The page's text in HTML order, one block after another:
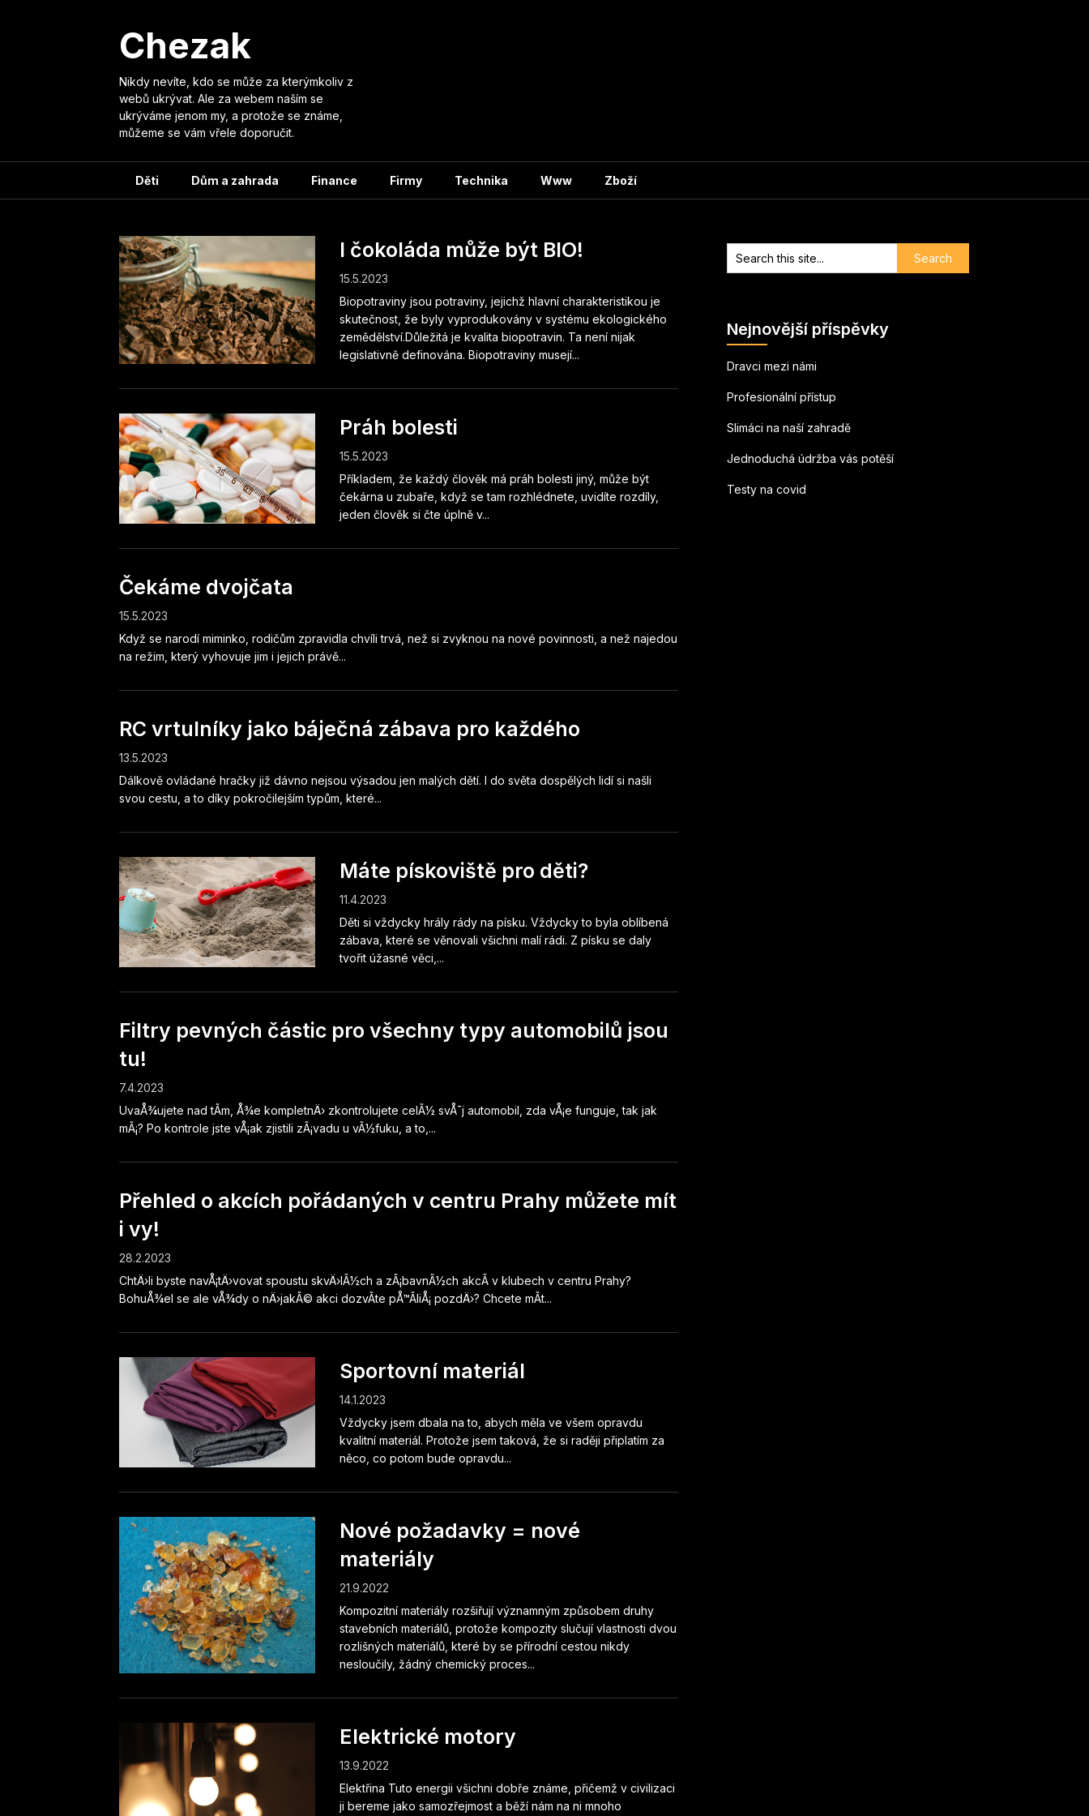
Chezak
Nikdy nevíte, kdo se může za kterýmkoliv z
webů ukrývat. Ale za webem naším se
ukrýváme jenom my, a protože se známe,
můžeme se vám vřele doporučit.
Děti Dům a zahrada Finance Firmy Technika Www Zboží
I čokoláda může být BIO!
15.5.2023
Biopotraviny jsou potraviny, jejichž hlavní charakteristikou je
skutečnost, že byly vyprodukovány v systému ekologického
zemědělství.Důležitá je kvalita biopotravin. Ta není nijak
legislativně definována. Biopotraviny musejí...
Práh bolesti
15.5.2023
Příkladem, že každý člověk má práh bolesti jiný, může být
čekárna u zubaře, když se tam rozhlédnete, uvidíte rozdíly,
jeden člověk si čte úplně v...
Čekáme dvojčata
15.5.2023
Když se narodí miminko, rodičům zpravidla chvíli trvá, než si zvyknou na nové povinnosti, a než najedou
na režim, který vyhovuje jim i jejich právě...
RC vrtulníky jako báječná zábava pro každého
13.5.2023
Dálkově ovládané hračky již dávno nejsou výsadou jen malých dětí. I do světa dospělých lidí si našli
svou cestu, a to díky pokročilejším typům, které...
Máte pískoviště pro děti?
11.4.2023
Děti si vždycky hrály rády na písku. Vždycky to byla oblíbená
zábava, které se věnovali všichni malí rádi. Z písku se daly
tvořit úžasné věci,...
Filtry pevných částic pro všechny typy automobilů jsou
tu!
7.4.2023
UvaÅ¾ujete nad tÃ­m, Å¾e kompletnÄ› zkontrolujete celÃ½ svÅ¯j automobil, zda vÅ¡e funguje, tak jak
mÃ¡? Po kontrole jste vÅ¡ak zjistili zÃ¡vadu u vÃ½fuku, a to,...
Přehled o akcích pořádaných v centru Prahy můžete mít
i vy!
28.2.2023
ChtÄ›li byste navÅ¡tÄ›vovat spoustu skvÄ›lÃ½ch a zÃ¡bavnÃ½ch akcÃ­ v klubech v centru Prahy?
BohuÅ¾el se ale vÅ¾dy o nÄ›jakÃ© akci dozvÃ­te pÅ™Ã­liÅ¡ pozdÄ›? Chcete mÃ­t...
Sportovní materiál
14.1.2023
Vždycky jsem dbala na to, abych měla ve všem opravdu
kvalitní materiál. Protože jsem taková, že si raději připlatím za
něco, co potom bude opravdu...
Nové požadavky = nové
materiály
21.9.2022
Kompozitní materiály rozšiřují významným způsobem druhy
stavebních materiálů, protože kompozity slučují vlastnosti dvou
rozlišných materiálů, které by se přírodní cestou nikdy
nesloučily, žádný chemický proces...
Elektrické motory
13.9.2022
Elektřina Tuto energii všichni dobře známe, přičemž v civilizaci
ji bereme jako samozřejmost a běží nám na ni mnoho
Nejnovější příspěvky
Dravci mezi námi
Profesionální přístup
Slimáci na naší zahradě
Jednoduchá údržba vás potěší
Testy na covid